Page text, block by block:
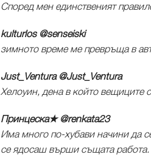
Според мен единственият
kulturlos ‏@senseiski
зимното време ме превръща в
Just_Ventura ‏@Just_Ventura
Хелоуин, дена в който вещиците
Принцеска★ ‏@renkata23
Има много по-хубави начини да
се ядосаш върши същата работа.